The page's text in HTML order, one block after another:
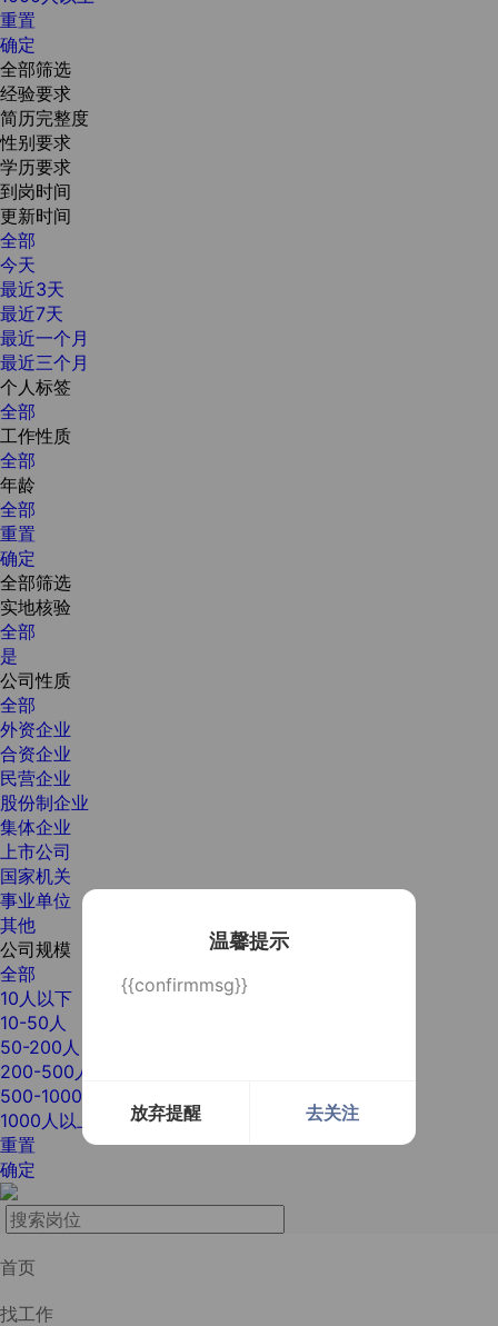
温馨提示
{{confirmmsg}}
放弃提醒 去关注
重置
确定
全部筛选
经验要求
简历完整度
性别要求
学历要求
到岗时间
更新时间
全部
今天
最近3天
最近7天
最近一个月
最近三个月
个人标签
全部
工作性质
全部
年龄
全部
重置
确定
全部筛选
实地核验
全部
是
公司性质
全部
外资企业
合资企业
民营企业
股份制企业
集体企业
上市公司
国家机关
事业单位
其他
公司规模
全部
10人以下
10-50人
50-200人
200-500人
500-1000人
1000人以上
重置
确定
首页
找工作